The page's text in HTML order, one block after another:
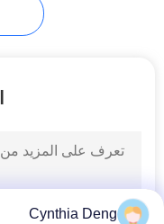
Cynthia Deng